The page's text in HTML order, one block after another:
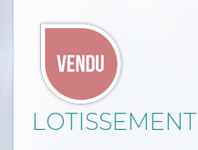
LOTISSEMENT